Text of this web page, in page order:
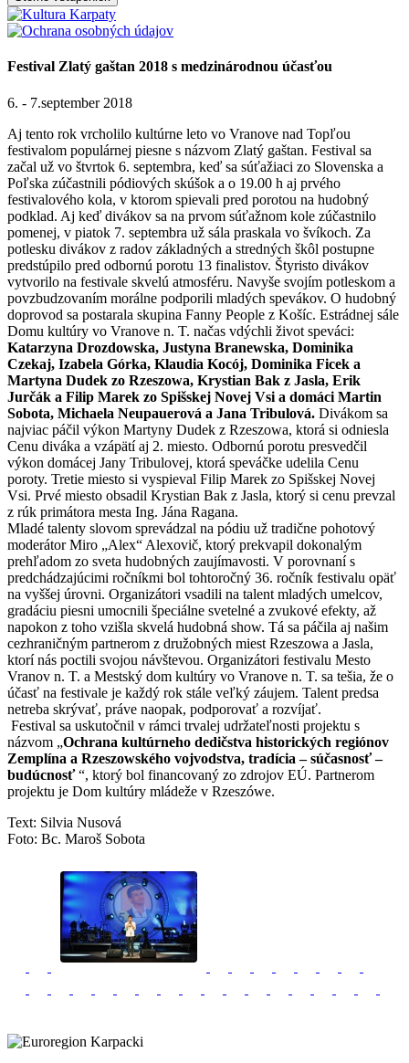
Festival Zlatý gaštan 2018 s medzinárodnou účasťou
6. - 7.september 2018
Aj tento rok vrcholilo kultúrne leto vo Vranove nad Topľou
festivalom populárnej piesne s názvom Zlatý gaštan. Festival sa
začal už vo štvrtok 6. septembra, keď sa súťažiaci zo Slovenska a
Poľska zúčastnili pódiových skúšok a o 19.00 h aj prvého
festivalového kola, v ktorom spievali pred porotou na hudobný
podklad. Aj keď divákov sa na prvom súťažnom kole zúčastnilo
pomenej, v piatok 7. septembra už sála praskala vo švíkoch. Za
potlesku divákov z radov základných a stredných škôl postupne
predstúpilo pred odbornú porotu 13 finalistov. Štyristo divákov
vytvorilo na festivale skvelú atmosféru. Navyše svojím potleskom a
povzbudzovaním morálne podporili mladých spevákov. O hudobný
doprovod sa postarala skupina Fanny People z Košíc. Estrádnej sále
Domu kultúry vo Vranove n. T. načas vdýchli život speváci:
Katarzyna Drozdowska, Justyna Branewska, Dominika
Czekaj, Izabela Górka, Klaudia Kocój, Dominika Ficek a
Martyna Dudek zo Rzeszowa, Krystian Bak z Jasla, Erik
Jurčák a Filip Marek zo Spišskej Novej Vsi a domáci Martin
Sobota, Michaela Neupauerová a Jana Tribulová. Divákom sa
najviac páčil výkon Martyny Dudek z Rzeszowa, ktorá si odniesla
Cenu diváka a vzápätí aj 2. miesto. Odbornú porotu presvedčil
výkon domácej Jany Tribulovej, ktorá speváčke udelila Cenu
poroty. Tretie miesto si vyspieval Filip Marek zo Spišskej Novej
Vsi. Prvé miesto obsadil Krystian Bak z Jasla, ktorý si cenu prevzal
z rúk primátora mesta Ing. Jána Ragana.
Mladé talenty slovom sprevádzal na pódiu už tradične pohotový
moderátor Miro „Alex“ Alexovič, ktorý prekvapil dokonalým
prehľadom zo sveta hudobných zaujímavosti. V porovnaní s
predchádzajúcimi ročníkmi bol tohtoročný 36. ročník festivalu opäť
na vyššej úrovni. Organizátori vsadili na talent mladých umelcov,
gradáciu piesni umocnili špeciálne svetelné a zvukové efekty, až
napokon z toho vzišla skvelá hudobná show. Tá sa páčila aj našim
cezhraničným partnerom z družobných miest Rzeszowa a Jasla,
ktorí nás poctili svojou návštevou. Organizátori festivalu Mesto
Vranov n. T. a Mestský dom kultúry vo Vranove n. T. sa tešia, že o
účasť na festivale je každý rok stále veľký záujem. Talent predsa
netreba skrývať, práve naopak, podporovať a rozvíjať.
Festival sa uskutočnil v rámci trvalej udržateľnosti projektu s
názvom „Ochrana kultúrneho dedičstva historických regiónov
Zemplína a Rzeszowského vojvodstva, tradícia – súčasnosť –
budúcnosť“, ktorý bol financovaný zo zdrojov EÚ. Partnerom
projektu je Dom kultúry mládeže v Rzeszówe.
Text: Silvia Nusová
Foto: Bc. Maroš Sobota